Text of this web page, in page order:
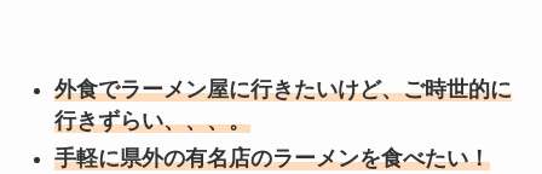
外食でラーメン屋に行きたいけど、ご時世的に
行きずらい、、、。
手軽に県外の有名店のラーメンを食べたい！